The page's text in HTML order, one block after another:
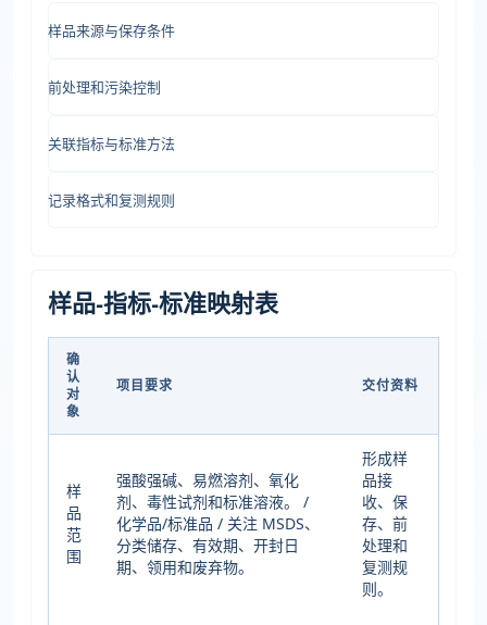
样品来源与保存条件
前处理和污染控制
关联指标与标准方法
记录格式和复测规则
样品-指标-标准映射表
确
认
对
象
项目要求 交付资料
样
品
范
围
强酸强碱、易燃溶剂、氧化
剂、毒性试剂和标准溶液。 /
化学品/标准品 / 关注 MSDS、
分类储存、有效期、开封日
期、领用和废弃物。
形成样
品接
收、保
存、前
处理和
复测规
则。